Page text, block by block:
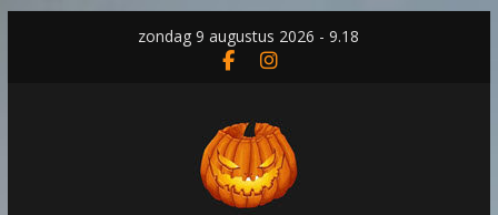
zondag 9 augustus 2026 - 9.18